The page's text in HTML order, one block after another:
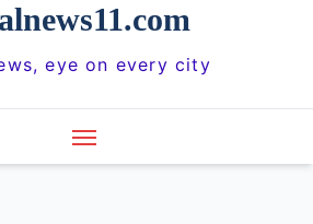
eye on every city